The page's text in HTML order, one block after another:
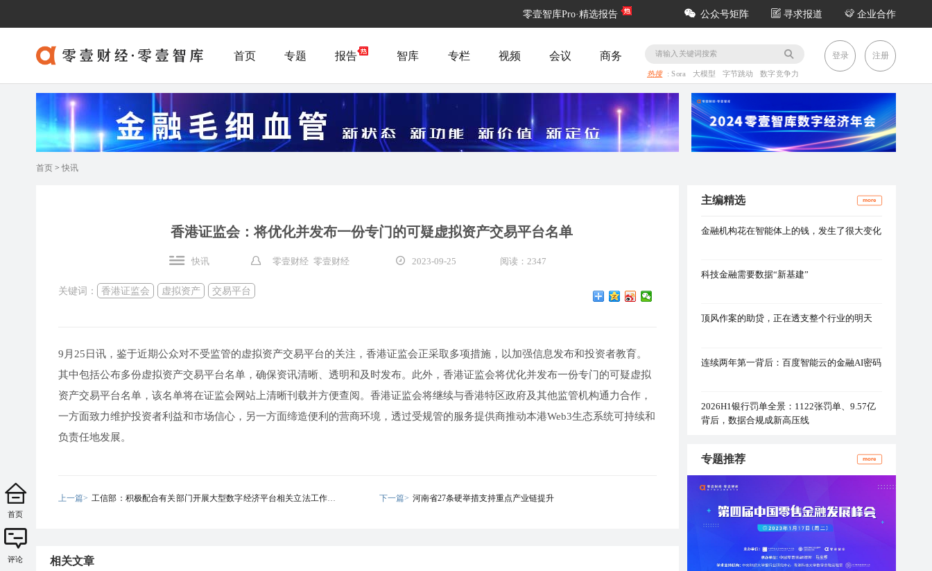
零壹智库Pro·精选报告 公众号矩阵 寻求报道 企业合作
首页 专题 报告 智库 专栏 视频 会议 商务
热搜 :Sora 大模型 字节跳动 数字竞争力
登录 注册
首页 > 快讯
香港证监会：将优化并发布一份专门的可疑虚拟资产交易平台名单
快讯 零壹财经 零壹财经 2023-09-25 阅读：2347
关键词： 香港证监会 虚拟资产 交易平台
9月25日讯，鉴于近期公众对不受监管的虚拟资产交易平台的关注，香港证监会正采取多项措施，以加强信息发布和投资者教育。
其中包括公布多份虚拟资产交易平台名单，确保资讯清晰、透明和及时发布。此外，香港证监会将优化并发布一份专门的可疑虚拟
资产交易平台名单，该名单将在证监会网站上清晰刊载并方便查阅。香港证监会将继续与香港特区政府及其他监管机构通力合作，
一方面致力维护投资者利益和市场信心，另一方面缔造便利的营商环境，透过受规管的服务提供商推动本港Web3生态系统可持续和
负责任地发展。
上一篇> 工信部：积极配合有关部门开展大型数字经济平台相关立法工作，
下一篇> 河南省27条硬举措支持重点产业链提升
相关文章
主编精选 more
金融机构花在智能体上的钱，发生了很大变化
科技金融需要数据“新基建”
顶风作案的助贷，正在透支整个行业的明天
连续两年第一背后：百度智能云的金融AI密码
2026H1银行罚单全景：1122张罚单、9.57亿
背后，数据合规成新高压线
专题推荐 more
首页
评论